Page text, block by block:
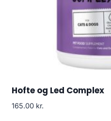
Hofte og Led Complex
165.00 kr.